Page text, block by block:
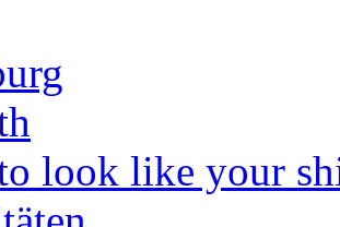
look like your